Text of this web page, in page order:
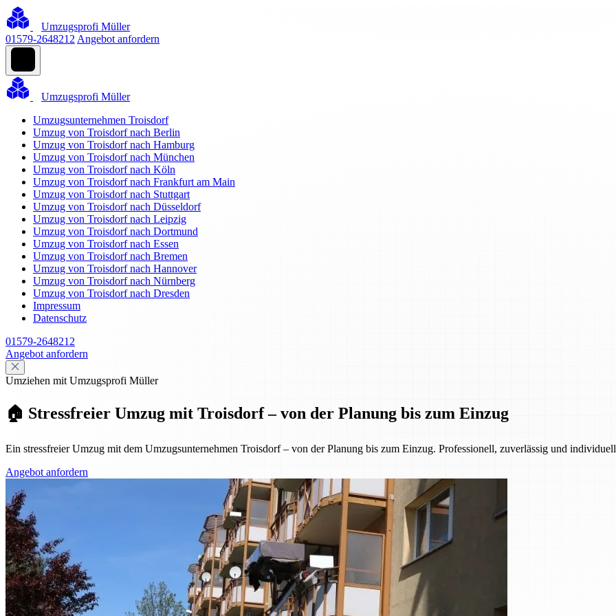
Umzugsprofi Müller
01579-2648212 Angebot anfordern
Umzugsprofi Müller
Umzugsunternehmen Troisdorf
Umzug von Troisdorf nach Berlin
Umzug von Troisdorf nach Hamburg
Umzug von Troisdorf nach München
Umzug von Troisdorf nach Köln
Umzug von Troisdorf nach Frankfurt am Main
Umzug von Troisdorf nach Stuttgart
Umzug von Troisdorf nach Düsseldorf
Umzug von Troisdorf nach Leipzig
Umzug von Troisdorf nach Dortmund
Umzug von Troisdorf nach Essen
Umzug von Troisdorf nach Bremen
Umzug von Troisdorf nach Hannover
Umzug von Troisdorf nach Nürnberg
Umzug von Troisdorf nach Dresden
Impressum
Datenschutz
01579-2648212
Angebot anfordern
Umziehen mit Umzugsprofi Müller
🏠 Stressfreier Umzug mit Troisdorf – von der Planung bis zum Einzug
Ein stressfreier Umzug mit dem Umzugsunternehmen Troisdorf – von der Planung bis zum Einzug. Professionell, zuverlässig und
Angebot anfordern